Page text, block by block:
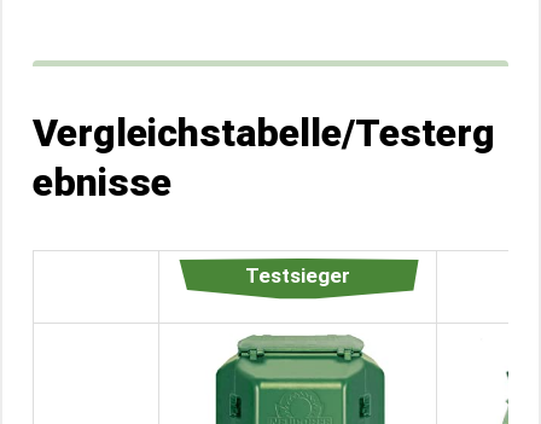
Vergleichstabelle/Testerg
ebnisse
Testsieger